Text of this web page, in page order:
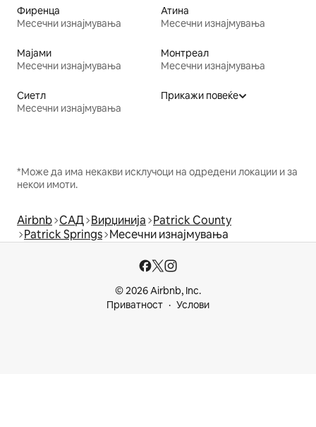
Фиренца
Месечни изнајмувања
Атина
Месечни изнајмувања
Мајами
Месечни изнајмувања
Монтреал
Месечни изнајмувања
Сиетл
Месечни изнајмувања
Прикажи повеќе
*Може да има некакви исклучоци на одредени локации и за
некои имоти.
Airbnb САД Вирџинија Patrick County
Patrick Springs Месечни изнајмувања
© 2026 Airbnb, Inc.
Приватност
Услови